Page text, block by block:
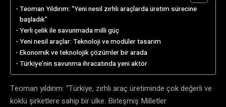
Teoman Yıldırım: “Yeni nesil zırhlı araçlarda üretim sürecine
başladık”
Yerli çelik ile savunmada milli güç
Yeni nesil araçlar: Teknoloji ve modüler tasarım
Ekonomik ve teknolojik çözümler bir arada
Türkiye’nin savunma ihracatında yeni aktör
Teoman yıldırım: “Türkiye, zırhlı araç üretiminde çok değerli ve
köklü şirketlere sahip bir ülke. Birleşmiş Milletler